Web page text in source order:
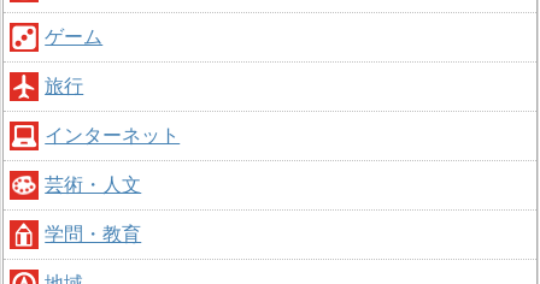
ゲーム
旅行
インターネット
芸術・人文
学問・教育